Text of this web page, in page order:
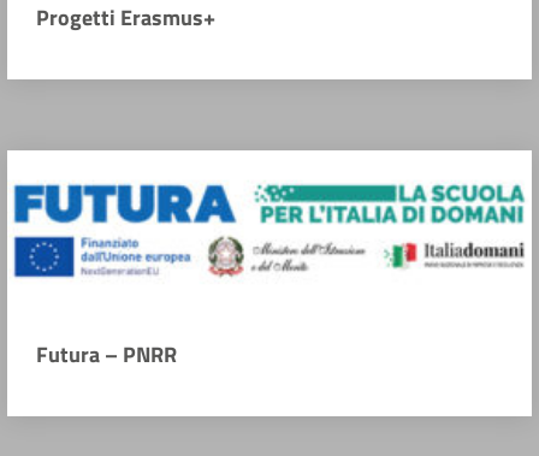
Progetti Erasmus+
Futura – PNRR